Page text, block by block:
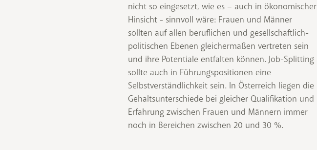
nicht so eingesetzt, wie es – auch in ökonomischer
Hinsicht - sinnvoll wäre: Frauen und Männer
sollten auf allen beruflichen und gesellschaftlich-
politischen Ebenen gleichermaßen vertreten sein
und ihre Potentiale entfalten können. Job-Splitting
sollte auch in Führungspositionen eine
Selbstverständlichkeit sein. In Österreich liegen die
Gehaltsunterschiede bei gleicher Qualifikation und
Erfahrung zwischen Frauen und Männern immer
noch in Bereichen zwischen 20 und 30 %.